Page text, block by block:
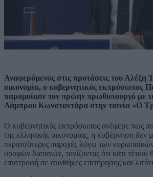
Αναφερόμενος στις προτάσεις του Αλέξη
οικονομία, ο κυβερνητικός εκπρόσωπος
παρομοίασε τον πρώην πρωθυπουργό με
Λάμπρου Κωνσταντάρα στην ταινία «Ο
Ο κυβερνητικός εκπρόσωπος ανέφερε πως
της ελληνικής οικονομίας, η κυβέρνηση δεν
περισσότερες παροχές λόγω των
οροφών δαπανών, τονίζοντας ότι κάτι
επιστροφή σε συνθήκες επιτήρησης και